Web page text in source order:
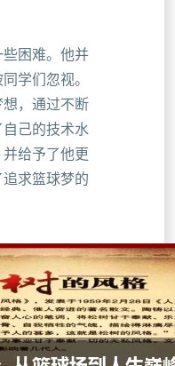
困难。他并
学们忽视。
，通过不断
己的技术水
给予了他更
求篮球梦的